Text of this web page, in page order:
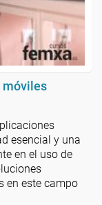
móviles
esencial y una
en el uso de
en este campo